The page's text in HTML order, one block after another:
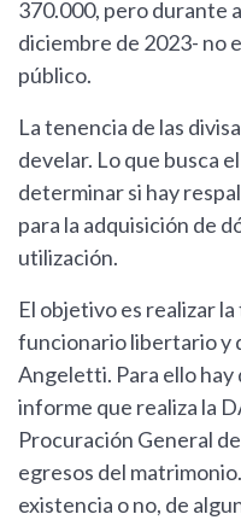
370.000, pero durante
diciembre de 2023- no
público.
La tenencia de las
develar. Lo que busca
determinar si hay
para la adquisición de
utilización.
El objetivo es realizar
funcionario libertario y
Angeletti. Para ello hay
informe que realiza la
Procuración General
egresos del
existencia o no, de